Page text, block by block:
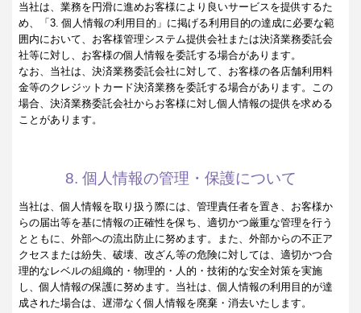
当社は、業務を円滑に進めお客様により良いサービスを提供するた
め、「3. 個人情報の利用目的」に掲げる利用目的の達成に必要な範
囲内において、お客様管理システム提供会社または決済業務委託会
社等に対し、お客様の個人情報を委託する場合があります。
なお、当社は、決済業務委託会社に対して、お客様の各店舗利用料
金等のクレジットカード決済業務を委託する場合があります。この
場合、決済業務委託会社からお客様に対し個人情報の提供を求める
ことがあります。
8. 個人情報の管理・保護について
当社は、個人情報を取り扱う際には、管理責任者を置き、お客様か
らの届出等を基に情報の正確性を保ち、適切かつ厳重な管理を行う
とともに、外部への流出防止に努めます。また、外部からの不正ア
クセスまたは紛失、破壊、改ざん等の危険に対しては、適切かつ合
理的なレベルの組織的・物理的・人的・技術的な安全対策を実施
し、個人情報の保護に努めます。当社は、個人情報の利用目的が達
成された場合は、遅滞なく個人情報を廃棄・消去いたします。